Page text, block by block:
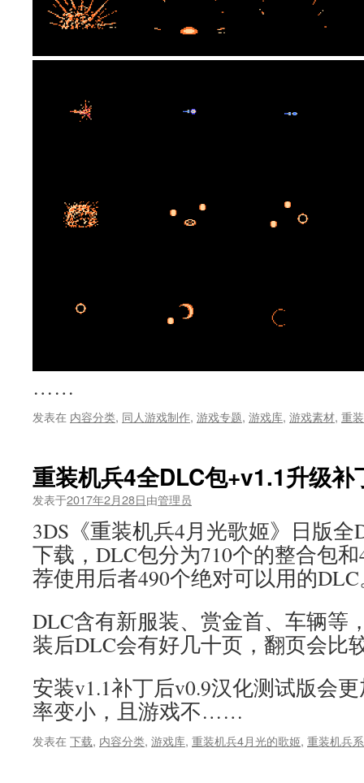
……
发表在 内容分类, 同人游戏制作, 游戏专题, 游戏库, 游戏素材, 重
重装机兵4全DLC包+v1.1升级补
发表于2017年2月28日由管理员
3DS《重装机兵4月光歌姬》日版全
下载，DLC包分为710个的整合包
荐使用后者490个绝对可以用的
DLC含有新服装、赏金首、车辆等
装后DLC会有好几十页，翻页会比
安装v1.1补丁后v0.9汉化测试版会
率变小，且游戏不……
发表在 下载, 内容分类, 游戏库, 重装机兵4月光的歌姬, 重装机兵